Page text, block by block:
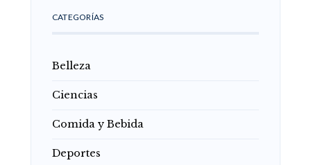
CATEGORÍAS
Belleza
Ciencias
Comida y Bebida
Deportes